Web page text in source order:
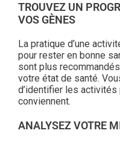
TROUVEZ UN
VOS GÈNES
La pratique d’une
pour rester en bonne
sont plus
votre état de santé.
d’identifier les
conviennent.
ANALYSEZ VOTRE